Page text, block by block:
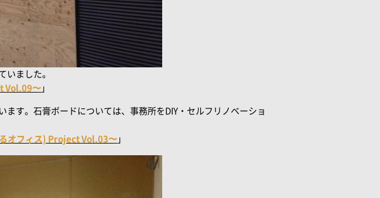
いました。
Vol.09〜 」
す。石膏ボードについては、事務所をDIY・セルフリノベーショ
オフィス) Project Vol.03〜 」